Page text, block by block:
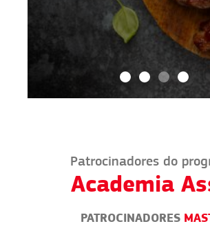
Patrocinadores do
Academia
PATROCINADORES